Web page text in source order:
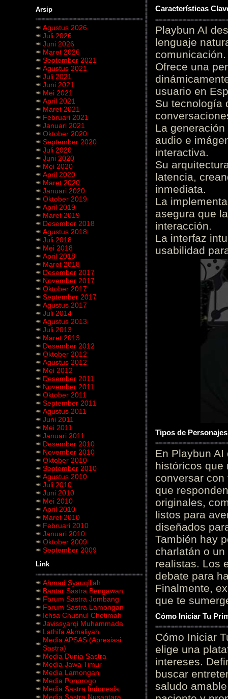
Arsip
Agustus 2026
Juli 2026
Juni 2026
Maret 2026
September 2021
Agustus 2021
Juli 2021
Juni 2021
Mei 2021
April 2021
Maret 2021
Februari 2021
Januari 2021
Oktober 2020
September 2020
Juli 2020
Juni 2020
Mei 2020
April 2020
Maret 2020
Januari 2020
Oktober 2019
April 2019
Maret 2019
Desember 2018
Agustus 2018
Juli 2018
Mei 2018
April 2018
Maret 2018
Desember 2017
November 2017
Oktober 2017
September 2017
Agustus 2017
Juli 2014
Agustus 2013
Juli 2013
Maret 2013
Desember 2012
Oktober 2012
Agustus 2012
Mei 2012
Desember 2011
November 2011
Oktober 2011
September 2011
Agustus 2011
Juni 2011
Mei 2011
Januari 2011
Desember 2010
November 2010
Oktober 2010
September 2010
Agustus 2010
Juli 2010
Juni 2010
Mei 2010
April 2010
Maret 2010
Februari 2010
Januari 2010
Oktober 2009
September 2009
Link
Ahmad Syauqillah
Bantar Sastra Bengawan
Forum Sastra Jombang
Forum Sastra Lamongan
Ichsa Chusnul Chotimah
Javissyarqi Muhammada
Lathifa Akmaliyah
Media APSAS (Apresiasi
Sastra)
Media Dunia Sastra
Media Jawa Timur
Media Lamongan
Media Ponorogo
Media Sastra Indonesia
Media Sastra Nusantara
Características
Playbun AI
lenguaje
comunicación.
Ofrece una
usuario en
Su tecnología
La
audio e
interactiva.
Su
latencia,
inmediata.
La
asegura que
interacción.
La interfaz
usabilidad
Tipos de
En Playbun
históricos que
conversar
que
originales,
listos para
diseñados
También hay
charlatán o
realistas. Los
debate para
Finalmente,
que te
Cómo Iniciar Tu
Cómo Iniciar
elige una
intereses.
buscar
saludo